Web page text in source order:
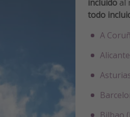
incluido al
todo
A